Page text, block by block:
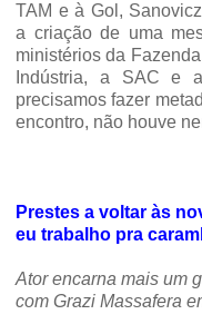
TAM e à Gol,
a criação de uma
ministérios da
Indústria, a SAC e
precisamos fazer
encontro, não houve
Prestes a voltar às
eu trabalho pra
Ator encarna mais um
com Grazi Massafera